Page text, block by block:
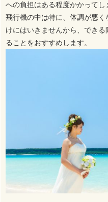
への負担はある程度かかってし
飛行機の中は特に、体調が悪
けにはいきませんから、でき
ることをおすすめします。